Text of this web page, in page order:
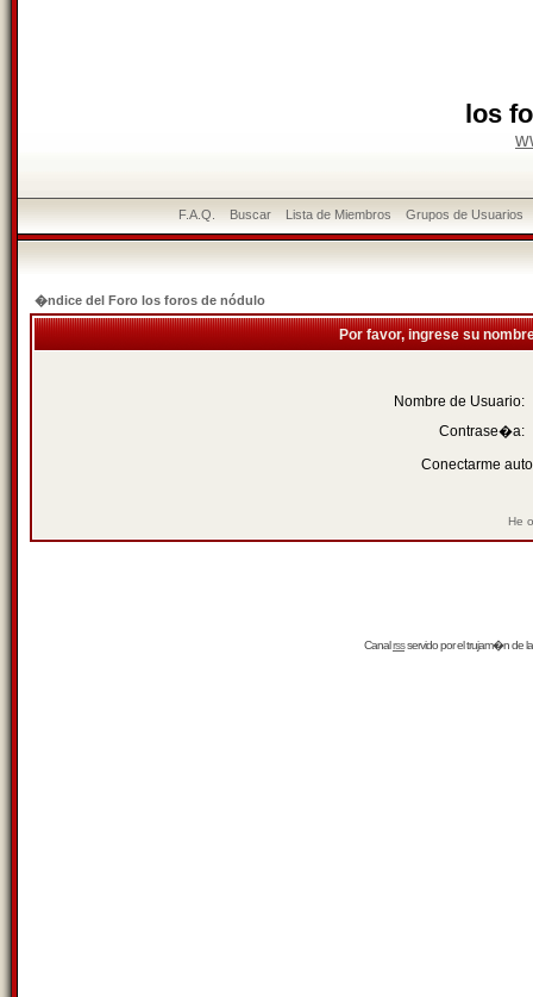
los
F.A.Q. Buscar Lista de Miembros Grupos de Usuarios
�ndice del Foro los foros de nódulo
Por favor, ingrese su
Nombre de Usuario:
Contrase�a:
Conectarme
He
Canalrssservido por eltrujam�nde